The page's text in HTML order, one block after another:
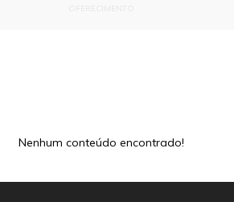
Nenhum conteúdo encontrado!